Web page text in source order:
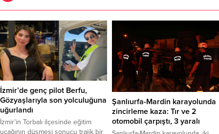
İzmir’de genç pilot Berfu,
Gözyaşlarıyla son yolculuğuna
uğurlandı
İzmir’in Torbalı ilçesinde eğitim
uçağının düşmesi sonucu trajik bir
Şanlıurfa-Mardin karayolunda
zincirleme kaza: Tır ve 2
otomobil çarpıştı, 3 yaralı